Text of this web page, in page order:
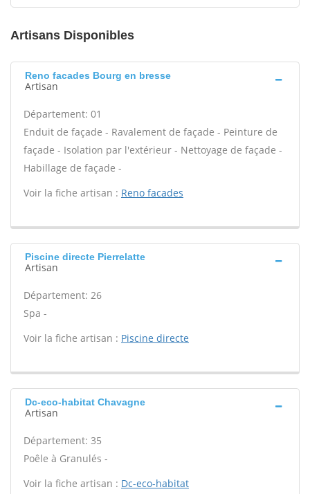
Artisans Disponibles
Reno facades Bourg en bresse
Artisan
Département: 01
Enduit de façade - Ravalement de façade - Peinture de
façade - Isolation par l'extérieur - Nettoyage de façade -
Habillage de façade -
Voir la fiche artisan : Reno facades
Piscine directe Pierrelatte
Artisan
Département: 26
Spa -
Voir la fiche artisan : Piscine directe
Dc-eco-habitat Chavagne
Artisan
Département: 35
Poêle à Granulés -
Voir la fiche artisan : Dc-eco-habitat